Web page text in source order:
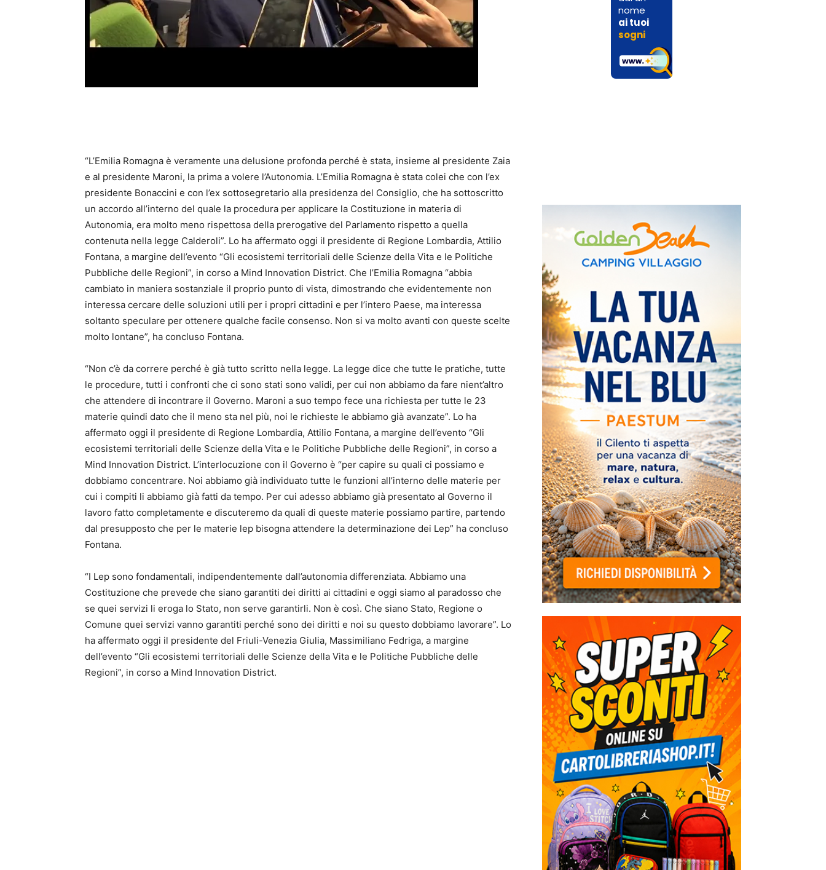
“L’Emilia Romagna è veramente una delusione profonda perché è stata, insieme al presidente Zaia
e al presidente Maroni, la prima a volere l’Autonomia. L’Emilia Romagna è stata colei che con l’ex
presidente Bonaccini e con l’ex sottosegretario alla presidenza del Consiglio, che ha sottoscritto
un accordo all’interno del quale la procedura per applicare la Costituzione in materia di
Autonomia, era molto meno rispettosa della prerogative del Parlamento rispetto a quella
contenuta nella legge Calderoli”. Lo ha affermato oggi il presidente di Regione Lombardia, Attilio
Fontana, a margine dell’evento “Gli ecosistemi territoriali delle Scienze della Vita e le Politiche
Pubbliche delle Regioni”, in corso a Mind Innovation District. Che l’Emilia Romagna “abbia
cambiato in maniera sostanziale il proprio punto di vista, dimostrando che evidentemente non
interessa cercare delle soluzioni utili per i propri cittadini e per l’intero Paese, ma interessa
soltanto speculare per ottenere qualche facile consenso. Non si va molto avanti con queste scelte
molto lontane”, ha concluso Fontana.
“Non c’è da correre perché è già tutto scritto nella legge. La legge dice che tutte le pratiche, tutte
le procedure, tutti i confronti che ci sono stati sono validi, per cui non abbiamo da fare nient’altro
che attendere di incontrare il Governo. Maroni a suo tempo fece una richiesta per tutte le 23
materie quindi dato che il meno sta nel più, noi le richieste le abbiamo già avanzate”. Lo ha
affermato oggi il presidente di Regione Lombardia, Attilio Fontana, a margine dell’evento “Gli
ecosistemi territoriali delle Scienze della Vita e le Politiche Pubbliche delle Regioni”, in corso a
Mind Innovation District. L’interlocuzione con il Governo è “per capire su quali ci possiamo e
dobbiamo concentrare. Noi abbiamo già individuato tutte le funzioni all’interno delle materie per
cui i compiti li abbiamo già fatti da tempo. Per cui adesso abbiamo già presentato al Governo il
lavoro fatto completamente e discuteremo da quali di queste materie possiamo partire, partendo
dal presupposto che per le materie lep bisogna attendere la determinazione dei Lep” ha concluso
Fontana.
“I Lep sono fondamentali, indipendentemente dall’autonomia differenziata. Abbiamo una
Costituzione che prevede che siano garantiti dei diritti ai cittadini e oggi siamo al paradosso che
se quei servizi li eroga lo Stato, non serve garantirli. Non è così. Che siano Stato, Regione o
Comune quei servizi vanno garantiti perché sono dei diritti e noi su questo dobbiamo lavorare”. Lo
ha affermato oggi il presidente del Friuli-Venezia Giulia, Massimiliano Fedriga, a margine
dell’evento “Gli ecosistemi territoriali delle Scienze della Vita e le Politiche Pubbliche delle
Regioni”, in corso a Mind Innovation District.